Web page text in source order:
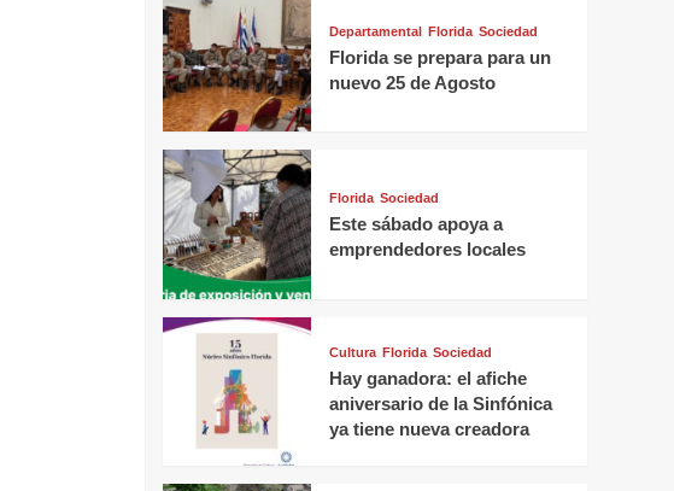
Departamental Florida Sociedad
Florida se prepara para un
nuevo 25 de Agosto
Florida Sociedad
Este sábado apoya a
emprendedores locales
Cultura Florida Sociedad
Hay ganadora: el afiche
aniversario de la Sinfónica
ya tiene nueva creadora